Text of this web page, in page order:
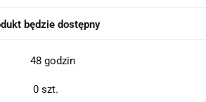
będzie dostępny
48 godzin
0 szt.